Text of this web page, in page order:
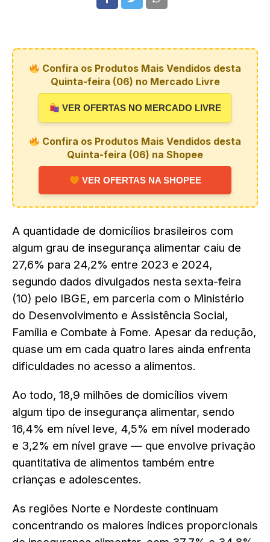
Confira os Produtos Mais Vendidos desta
Quinta-feira (06) no Mercado Livre
VER OFERTAS NO MERCADO LIVRE
Confira os Produtos Mais Vendidos desta
Quinta-feira (06) na Shopee
VER OFERTAS NA SHOPEE
A quantidade de domicílios brasileiros com
algum grau de insegurança alimentar caiu de
27,6% para 24,2% entre 2023 e 2024,
segundo dados divulgados nesta sexta-feira
(10) pelo IBGE, em parceria com o Ministério
do Desenvolvimento e Assistência Social,
Família e Combate à Fome. Apesar da redução,
quase um em cada quatro lares ainda enfrenta
dificuldades no acesso a alimentos.
Ao todo, 18,9 milhões de domicílios vivem
algum tipo de insegurança alimentar, sendo
16,4% em nível leve, 4,5% em nível moderado
e 3,2% em nível grave — que envolve privação
quantitativa de alimentos também entre
crianças e adolescentes.
As regiões Norte e Nordeste continuam
concentrando os maiores índices proporcionais